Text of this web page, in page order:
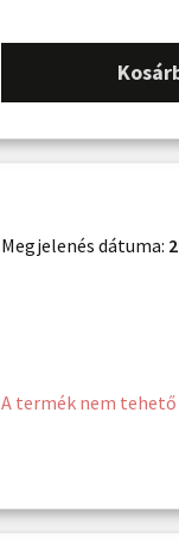
Megjelenés dátuma:
A termék nem tehető